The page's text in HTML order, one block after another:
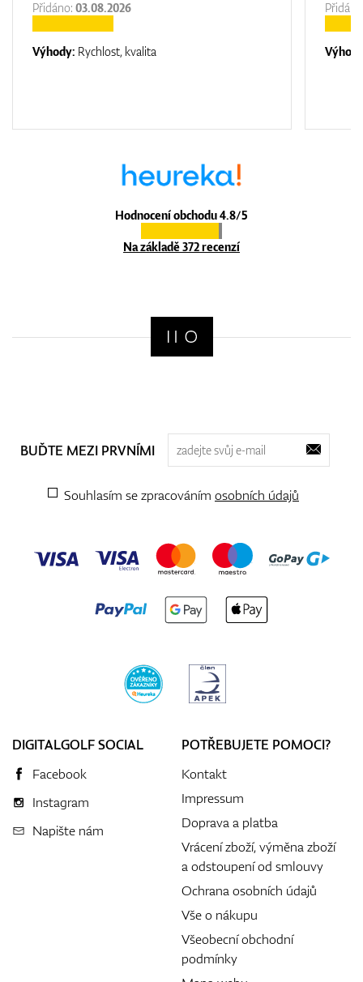
Hodnocení obchodu 4.8/5
Na základě 372 recenzí
Přidáno: 03.08.2026
Výhody: Rychlost, kvalita
BUĎTE MEZI PRVNÍMI
Souhlasím se zpracováním osobních údajů
DIGITALGOLF SOCIAL
Facebook
Instagram
Napište nám
POTŘEBUJETE POMOCI?
Kontakt
Impressum
Doprava a platba
Vrácení zboží, výměna zboží
a odstoupení od smlouvy
Ochrana osobních údajů
Vše o nákupu
Všeobecní obchodní
podmínky